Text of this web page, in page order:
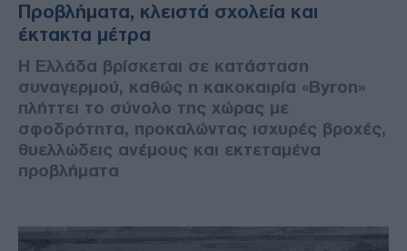
Προβλήματα, κλειστά σχολεία και
έκτακτα μέτρα
Η Ελλάδα βρίσκεται σε κατάσταση
συναγερμού, καθώς η κακοκαιρία «Byron»
πλήττει το σύνολο της χώρας με
σφοδρότητα, προκαλώντας ισχυρές βροχές,
θυελλώδεις ανέμους και εκτεταμένα
προβλήματα